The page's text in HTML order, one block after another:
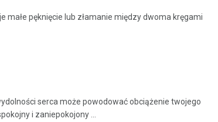
małe pęknięcie lub złamanie między dwoma kręgami
serca może powodować obciążenie twojego
i zaniepokojony ...